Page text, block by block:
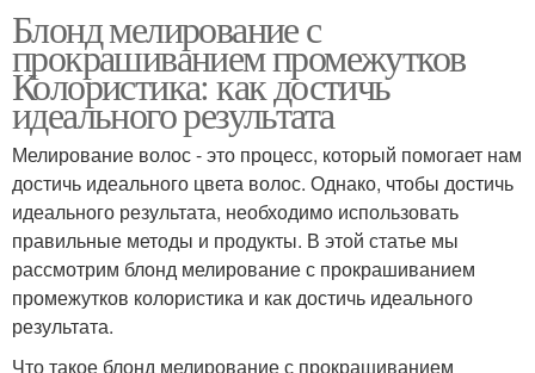
Блонд мелирование с
прокрашиванием промежутков
Колористика: как достичь
идеального результата
Мелирование волос - это процесс, который помогает нам
достичь идеального цвета волос. Однако, чтобы достичь
идеального результата, необходимо использовать
правильные методы и продукты. В этой статье мы
рассмотрим блонд мелирование с прокрашиванием
промежутков колористика и как достичь идеального
результата.
Что такое блонд мелирование с прокрашиванием